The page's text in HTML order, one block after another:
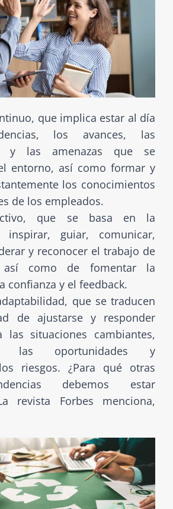
que implica estar al día
los avances, las
y las amenazas que se
entorno, así como formar y
los conocimientos
de los empleados.
que se basa en la
inspirar, guiar, comunicar,
y reconocer el trabajo de
así como de fomentar la
confianza y el feedback.
que se traducen
de ajustarse y responder
las situaciones cambiantes,
las oportunidades y
riesgos. ¿Para qué otras
debemos estar
revista Forbes menciona,